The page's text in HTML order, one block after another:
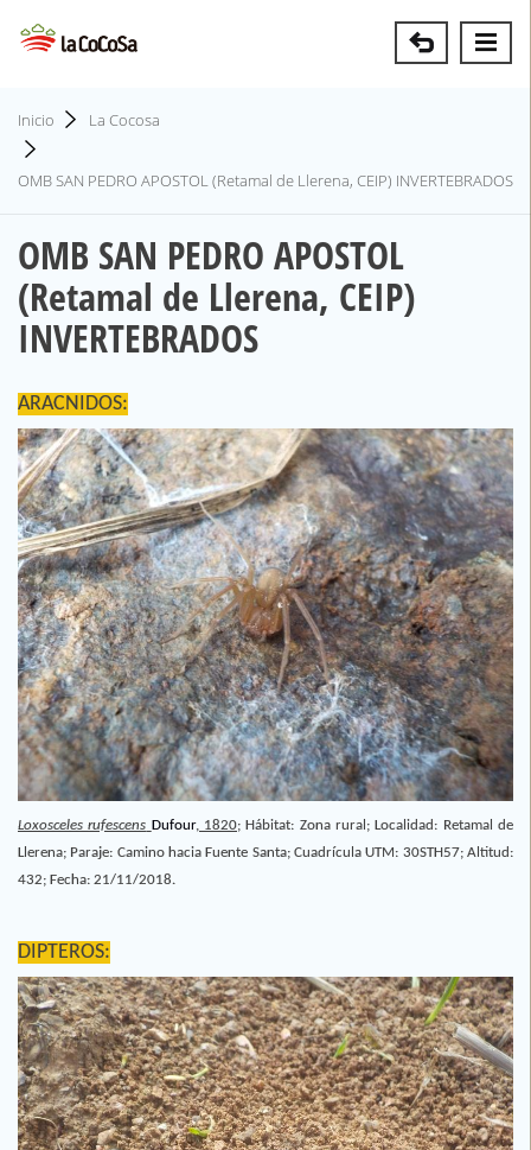
Inicio La Cocosa
OMB SAN PEDRO APOSTOL (Retamal de Llerena, CEIP) INVERTEBRADOS
OMB SAN PEDRO APOSTOL
(Retamal de Llerena, CEIP)
INVERTEBRADOS
ARACNIDOS:
Loxosceles rufescens Dufour, 1820; Hábitat: Zona rural; Localidad: Retamal de
Llerena; Paraje: Camino hacia Fuente Santa; Cuadrícula UTM: 30STH57; Altitud:
432; Fecha: 21/11/2018.
DIPTEROS: